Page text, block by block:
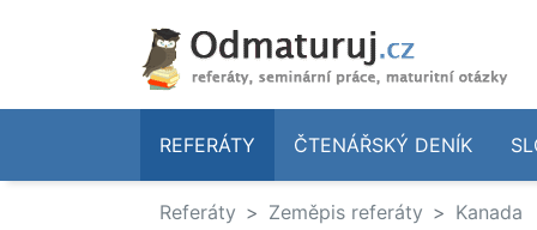
REFERÁTY ČTENÁŘSKÝ DENÍK
Referáty Zeměpis referáty Kanada